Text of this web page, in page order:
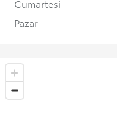
Cumartesi
Pazar